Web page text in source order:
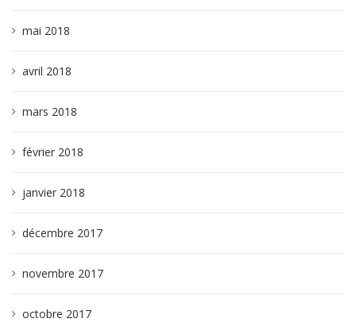
mai 2018
avril 2018
mars 2018
février 2018
janvier 2018
décembre 2017
novembre 2017
octobre 2017